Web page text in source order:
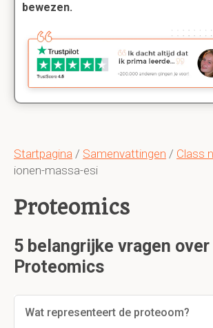
Startpagina / Samenvattingen / Class
ionen-massa-esi
Proteomics
5 belangrijke vragen over
Proteomics
Wat representeert de proteoom?
bewezen.